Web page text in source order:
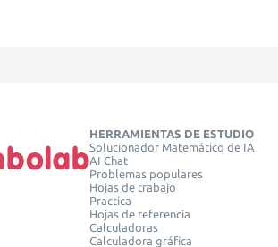
HERRAMIENTAS DE ESTUDIO
Solucionador Matemático de IA
AI Chat
Problemas populares
Hojas de trabajo
Practica
Hojas de referencia
Calculadoras
Calculadora gráfica